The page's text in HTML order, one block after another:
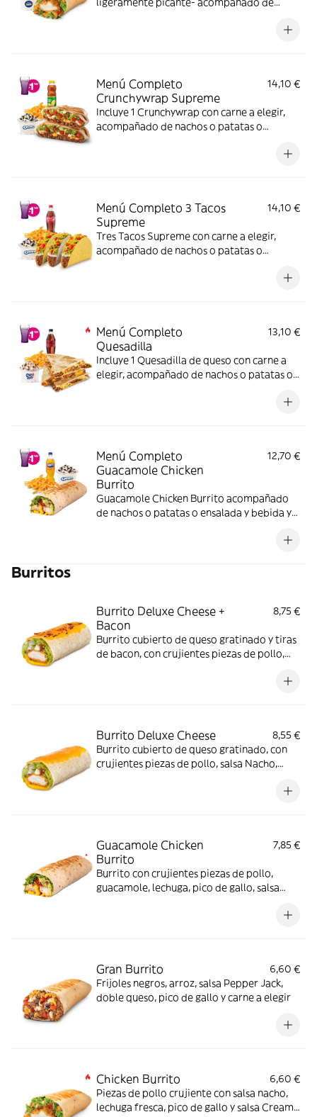
Menú Completo
Crunchywrap Supreme
14,10 €
Incluye 1 Crunchywrap con carne a elegir,
acompañado de nachos o patatas o
Menú Completo 3 Tacos
Supreme
14,10 €
Tres Tacos Supreme con carne a elegir,
acompañado de nachos o patatas o
Menú Completo
Quesadilla
13,10 €
Incluye 1 Quesadilla de queso con carne a
elegir, acompañado de nachos o patatas o
ligeramente picante. (La imagen muestra
Menú Completo
Guacamole Chicken
Burrito
12,70 €
Guacamole Chicken Burrito acompañado
de nachos o patatas o ensalada y bebida y
Burritos
Burrito Deluxe Cheese +
Bacon
8,75 €
Burrito cubierto de queso gratinado y tiras
de bacon, con crujientes piezas de pollo,
Burrito Deluxe Cheese
8,55 €
Burrito cubierto de queso gratinado, con
crujientes piezas de pollo, salsa Nacho,
Guacamole Chicken
Burrito
7,85 €
Burrito con crujientes piezas de pollo,
guacamole, lechuga, pico de gallo, salsa
Gran Burrito
6,60 €
Frijoles negros, arroz, salsa Pepper Jack,
doble queso, pico de gallo y carne a elegir
Chicken Burrito
6,60 €
Piezas de pollo crujiente con salsa nacho,
lechuga fresca, pico de gallo y salsa Creamy